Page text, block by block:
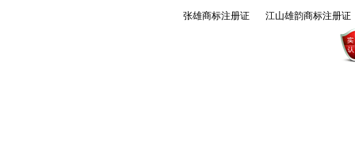
张雄商标注册证 江山雄韵商标注册证